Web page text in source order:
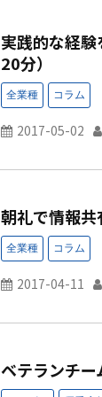
実践的な経
20分）
2017-05-02
朝礼で情報共
2017-04-11
ベテランチ